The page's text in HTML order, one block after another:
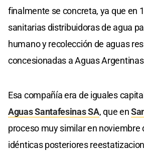
finalmente se concreta, ya que en
sanitarias distribuidoras de agua
humano y recolección de aguas
concesionadas a Aguas
Esa compañía era de iguales
Aguas Santafesinas SA, que en
proceso muy similar en noviembre
idénticas posteriores